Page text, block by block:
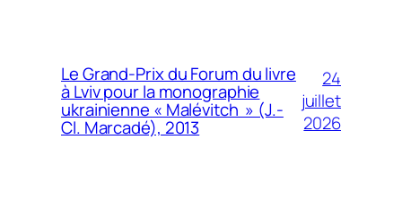
Le Grand-Prix du Forum du livre
à Lviv pour la monographie
ukrainienne « Malévitch » (J.-
Cl. Marcadé), 2013
24
juillet
2026